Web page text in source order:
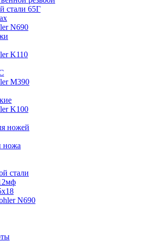
стали 65Г
N690
K110
M390
K100
ножей
ножа
стали
N690